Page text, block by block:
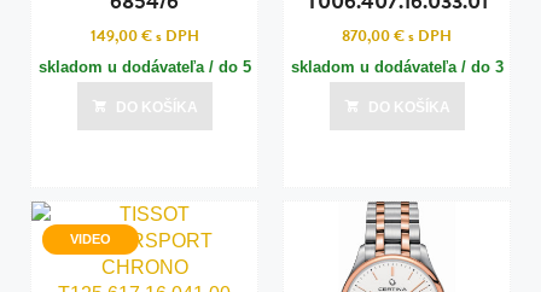
149,00 €s DPH
skladom u dodávateľa / do 5
dní
Posledná aktualizácia dnes o 22:01
DO KOŠÍKA
870,00 €s DPH
skladom u dodávateľa / do 3
dní
Posledná aktualizácia dnes o 22:00
DO KOŠÍKA
VIDEO